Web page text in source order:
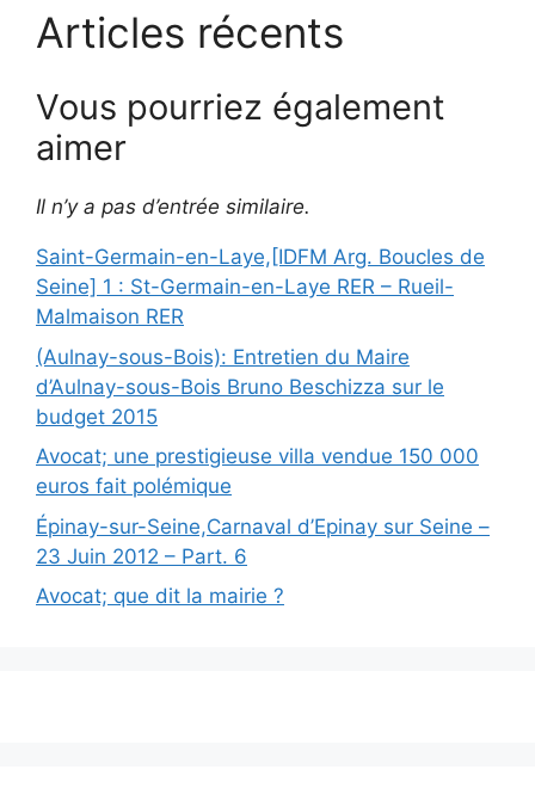
Articles récents
Vous pourriez également
aimer
Il n’y a pas d’entrée similaire.
Saint-Germain-en-Laye,[IDFM Arg. Boucles de
Seine] 1 : St-Germain-en-Laye RER – Rueil-
Malmaison RER
(Aulnay-sous-Bois): Entretien du Maire
d’Aulnay-sous-Bois Bruno Beschizza sur le
budget 2015
Avocat; une prestigieuse villa vendue 150 000
euros fait polémique
Épinay-sur-Seine,Carnaval d’Epinay sur Seine –
23 Juin 2012 – Part. 6
Avocat; que dit la mairie ?